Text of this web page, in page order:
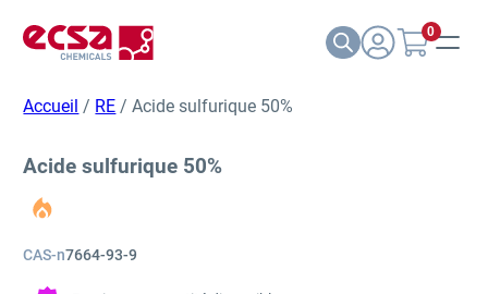
0
Accueil / RE / Acide sulfurique 50%
Acide sulfurique 50%
CAS-n7664-93-9